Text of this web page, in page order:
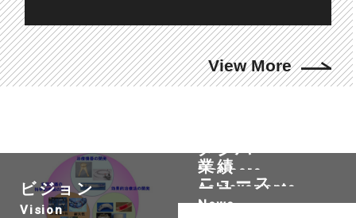
View More
ビジョン
Vision
メンバー
Members
業績
Achievements
ニュース
News